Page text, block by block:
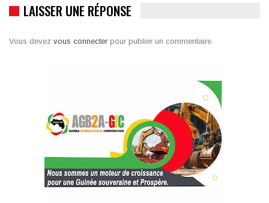
LAISSER UNE RÉPONSE
Vous devez vous connecter pour publier un commentaire.